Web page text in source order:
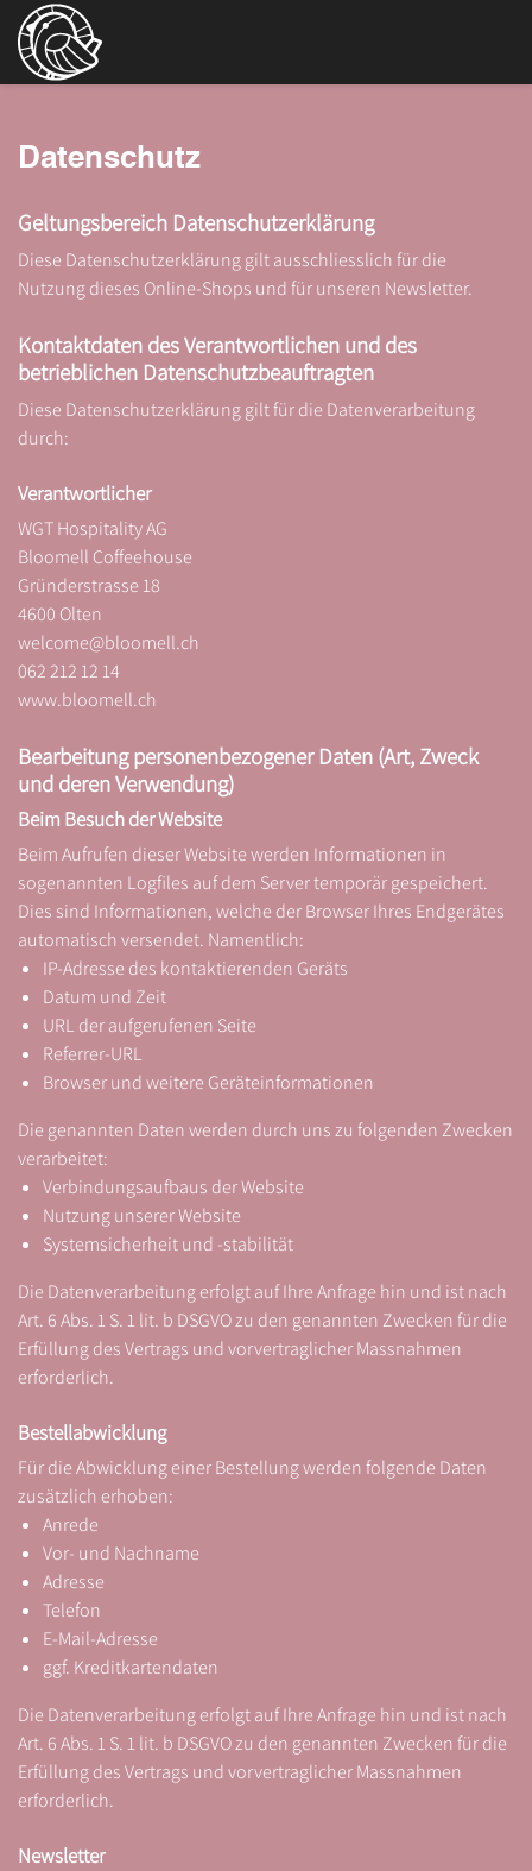
Datenschutz
Geltungsbereich Datenschutzerklärung
Diese Datenschutzerklärung gilt ausschliesslich für die
Nutzung dieses Online-Shops und für unseren Newsletter.
Kontaktdaten des Verantwortlichen und des
betrieblichen Datenschutzbeauftragten
Diese Datenschutzerklärung gilt für die Datenverarbeitung
durch:
Verantwortlicher
WGT Hospitality AG
Bloomell Coffeehouse
Gründerstrasse 18
4600 Olten
welcome@bloomell.ch
062 212 12 14
www.bloomell.ch
Bearbeitung personenbezogener Daten (Art, Zweck
und deren Verwendung)
Beim Besuch der Website
Beim Aufrufen dieser Website werden Informationen in
sogenannten Logfiles auf dem Server temporär gespeichert.
Dies sind Informationen, welche der Browser Ihres Endgerätes
automatisch versendet. Namentlich:
IP-Adresse des kontaktierenden Geräts
Datum und Zeit
URL der aufgerufenen Seite
Referrer-URL
Browser und weitere Geräteinformationen
Die genannten Daten werden durch uns zu folgenden Zwecken
verarbeitet:
Verbindungsaufbaus der Website
Nutzung unserer Website
Systemsicherheit und -stabilität
Die Datenverarbeitung erfolgt auf Ihre Anfrage hin und ist nach
Art. 6 Abs. 1 S. 1 lit. b DSGVO zu den genannten Zwecken für die
Erfüllung des Vertrags und vorvertraglicher Massnahmen
erforderlich.
Bestellabwicklung
Für die Abwicklung einer Bestellung werden folgende Daten
zusätzlich erhoben:
Anrede
Vor- und Nachname
Adresse
Telefon
E-Mail-Adresse
ggf. Kreditkartendaten
Die Datenverarbeitung erfolgt auf Ihre Anfrage hin und ist nach
Art. 6 Abs. 1 S. 1 lit. b DSGVO zu den genannten Zwecken für die
Erfüllung des Vertrags und vorvertraglicher Massnahmen
erforderlich.
Newsletter